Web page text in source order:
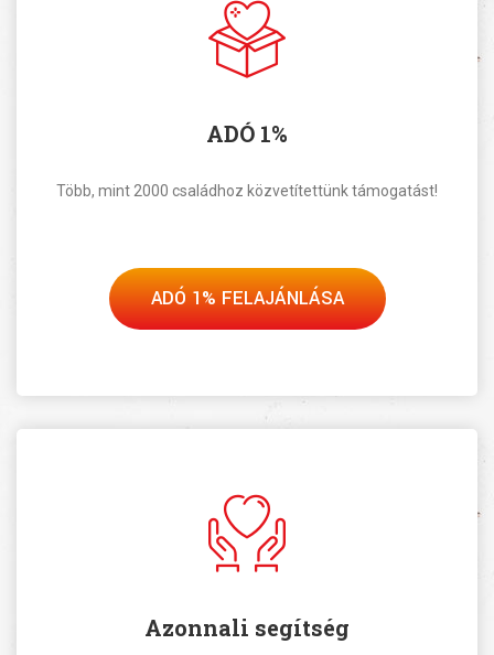
ADÓ 1%
Több, mint 2000 családhoz közvetítettünk támogatást!
ADÓ 1% FELAJÁNLÁSA
Azonnali segítség